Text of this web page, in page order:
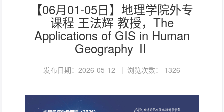
【06月01-05日】地理学院外专
课程 王法辉 教授，The
Applications of GIS in Human
Geography Ⅱ
发布日期：2026-05-12 | 浏览次数： 1326